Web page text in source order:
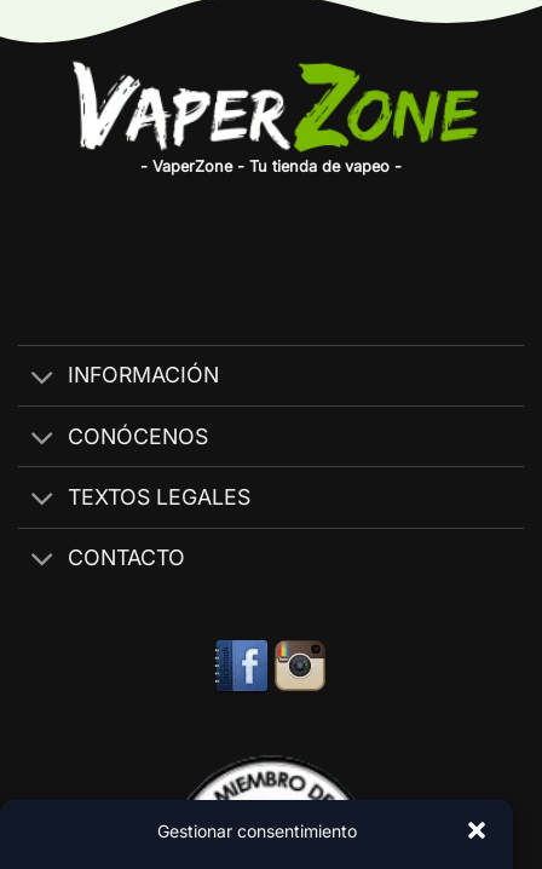
Gestionar consentimiento
- VaperZone - Tu tienda de vapeo -
INFORMACIÓN
CONÓCENOS
TEXTOS LEGALES
CONTACTO